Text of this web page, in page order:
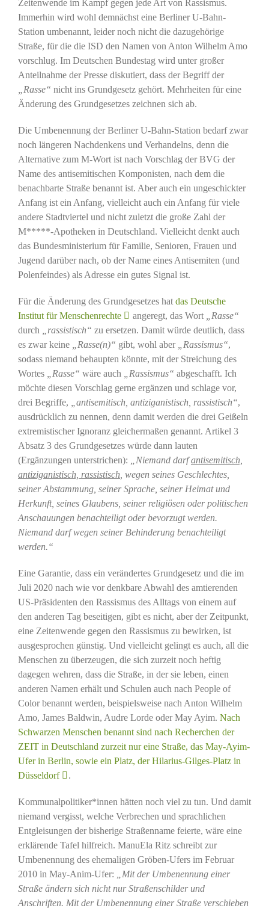
Zeitenwende im Kampf gegen jede Art von Rassismus.
Immerhin wird wohl demnächst eine Berliner U-Bahn-
Station umbenannt, leider noch nicht die dazugehörige
Straße, für die die ISD den Namen von Anton Wilhelm Amo
vorschlug. Im Deutschen Bundestag wird unter großer
Anteilnahme der Presse diskutiert, dass der Begriff der
„Rasse“ nicht ins Grundgesetz gehört. Mehrheiten für eine
Änderung des Grundgesetzes zeichnen sich ab.
Die Umbenennung der Berliner U-Bahn-Station bedarf zwar
noch längeren Nachdenkens und Verhandelns, denn die
Alternative zum M-Wort ist nach Vorschlag der BVG der
Name des antisemitischen Komponisten, nach dem die
benachbarte Straße benannt ist. Aber auch ein ungeschickter
Anfang ist ein Anfang, vielleicht auch ein Anfang für viele
andere Stadtviertel und nicht zuletzt die große Zahl der
M*****-Apotheken in Deutschland. Vielleicht denkt auch
das Bundesministerium für Familie, Senioren, Frauen und
Jugend darüber nach, ob der Name eines Antisemiten (und
Polenfeindes) als Adresse ein gutes Signal ist.
Für die Änderung des Grundgesetzes hat das Deutsche
Institut für Menschenrechte
angeregt, das Wort
„Rasse“
durch
„rassistisch“ zu ersetzen. Damit würde deutlich, dass
es zwar keine
„Rasse(n)“ gibt, wohl aber „Rassismus“,
sodass niemand behaupten könnte, mit der Streichung des
Wortes
„Rasse“ wäre auch „Rassismus“ abgeschafft. Ich
möchte diesen Vorschlag gerne ergänzen und schlage vor,
drei Begriffe,
„antisemitisch, antiziganistisch, rassistisch“,
ausdrücklich zu nennen, denn damit werden die drei Geißeln
extremistischer Ignoranz gleichermaßen genannt. Artikel 3
Absatz 3 des Grundgesetzes würde dann lauten
(Ergänzungen unterstrichen):
„Niemand darfantisemitisch,
antiziganistisch, rassistisch , wegen seines Geschlechtes,
seiner Abstammung, seiner Sprache, seiner Heimat und
Herkunft, seines Glaubens, seiner religiösen oder politischen
Anschauungen benachteiligt oder bevorzugt werden.
Niemand darf wegen seiner Behinderung benachteiligt
werden.“
Eine Garantie, dass ein verändertes Grundgesetz und die im
Juli 2020 nach wie vor denkbare Abwahl des amtierenden
US-Präsidenten den Rassismus des Alltags von einem auf
den anderen Tag beseitigen, gibt es nicht, aber der Zeitpunkt,
eine Zeitenwende gegen den Rassismus zu bewirken, ist
ausgesprochen günstig. Und vielleicht gelingt es auch, all die
Menschen zu überzeugen, die sich zurzeit noch heftig
dagegen wehren, dass die Straße, in der sie leben, einen
anderen Namen erhält und Schulen auch nach People of
Color benannt werden, beispielsweise nach Anton Wilhelm
Amo, James Baldwin, Audre Lorde oder May Ayim. Nach
Schwarzen Menschen benannt sind nach Recherchen der
ZEIT in Deutschland zurzeit nur eine Straße, das May-Ayim-
Ufer in Berlin, sowie ein Platz, der Hilarius-Gilges-Platz in
Düsseldorf
.
Kommunalpolitiker*innen hätten noch viel zu tun. Und damit
niemand vergisst, welche Verbrechen und sprachlichen
Entgleisungen der bisherige Straßenname feierte, wäre eine
erklärende Tafel hilfreich. ManuEla Ritz schreibt zur
Umbenennung des ehemaligen Gröben-Ufers im Februar
2010 in May-Anim-Ufer:
„Mit der Umbenennung einer
Straße ändern sich nicht nur Straßenschilder und
Anschriften. Mit der Umbenennung einer Straße verschieben